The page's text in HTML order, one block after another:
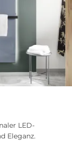
LED-
Eleganz.